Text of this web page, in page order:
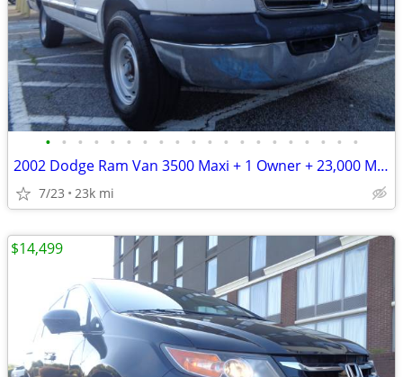
• • • • • • • • • • • • • • • • • • • •
2002 Dodge Ram Van 3500 Maxi + 1 Owner + 23,000 Miles
7/23 23k mi
$14,499